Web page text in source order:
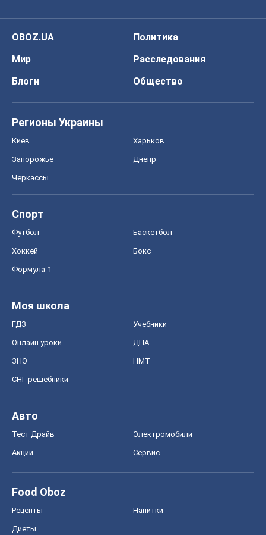
OBOZ.UA
Политика
Мир
Расследования
Блоги
Общество
Регионы Украины
Киев Харьков
Запорожье Днепр
Черкассы
Спорт
Футбол Баскетбол
Хоккей Бокс
Формула-1
Моя школа
ГДЗ Учебники
Онлайн уроки ДПА
ЗНО НМТ
СНГ решебники
Авто
Тест Драйв Электромобили
Акции Сервис
Food Oboz
Рецепты Напитки
Диеты